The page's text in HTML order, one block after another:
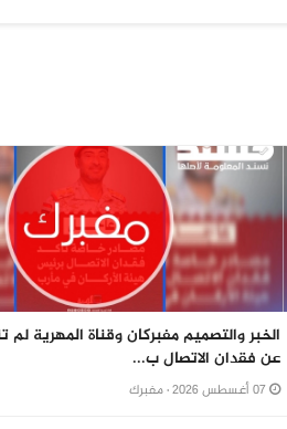
الخبر والتصميم مفبركان وقناة المهرية لم
عن فقدان الاتصال ب...
· مفبرك